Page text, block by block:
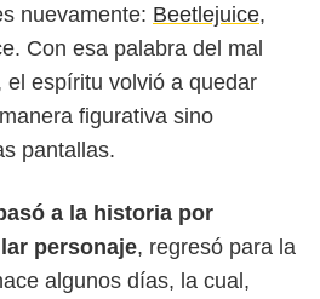
nuevamente: Beetlejuice,
Con esa palabra del mal
espíritu volvió a quedar
figurativa sino
pantallas.
a la historia por
personaje, regresó para la
algunos días, la cual,